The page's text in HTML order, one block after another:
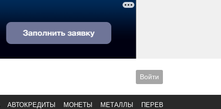
Войти
АВТОКРЕДИТЫ МОНЕТЫ МЕТАЛЛЫ ПЕРЕВОДЫ